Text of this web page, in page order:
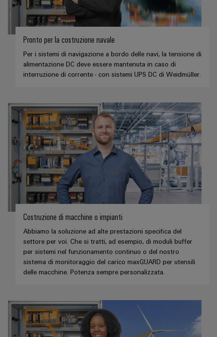
Pronto per la costruzione navale
Per i sistemi di navigazione a bordo delle navi, la tensione di
alimentazione DC deve essere mantenuta in caso di
interruzione di corrente - con sistemi UPS DC di Weidmüller.
Costruzione di macchine o impianti
Abbiamo la soluzione ad alte prestazioni specifica del
settore per voi. Che si tratti, ad esempio, di moduli buffer
per sistemi nel funzionamento continuo o del nostro
sistema di monitoraggio del carico maxGUARD per utensili
delle macchine. Potenza sempre personalizzata.